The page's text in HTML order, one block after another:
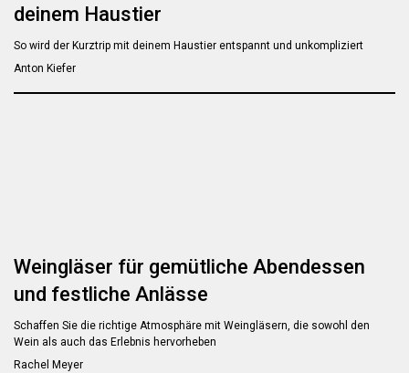
deinem Haustier
So wird der Kurztrip mit deinem Haustier entspannt und unkompliziert
Anton Kiefer
Weingläser für gemütliche Abendessen
und festliche Anlässe
Schaffen Sie die richtige Atmosphäre mit Weingläsern, die sowohl den
Wein als auch das Erlebnis hervorheben
Rachel Meyer